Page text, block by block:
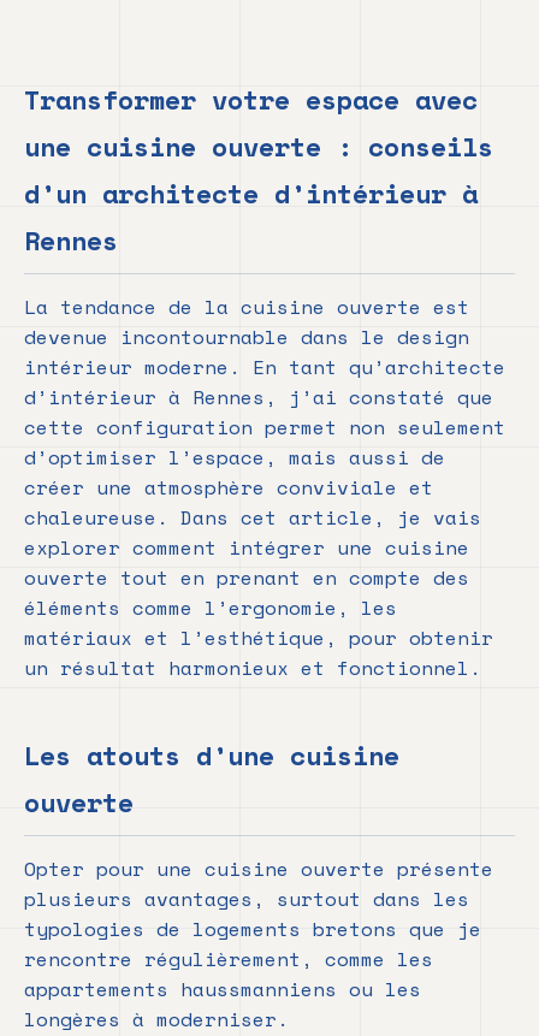
Transformer votre espace avec
une cuisine ouverte : conseils
d’un architecte d’intérieur à
Rennes
La tendance de la cuisine ouverte est
devenue incontournable dans le design
intérieur moderne. En tant qu’architecte
d’intérieur à Rennes, j’ai constaté que
cette configuration permet non seulement
d’optimiser l’espace, mais aussi de
créer une atmosphère conviviale et
chaleureuse. Dans cet article, je vais
explorer comment intégrer une cuisine
ouverte tout en prenant en compte des
éléments comme l’ergonomie, les
matériaux et l’esthétique, pour obtenir
un résultat harmonieux et fonctionnel.
Les atouts d’une cuisine
ouverte
Opter pour une cuisine ouverte présente
plusieurs avantages, surtout dans les
typologies de logements bretons que je
rencontre régulièrement, comme les
appartements haussmanniens ou les
longères à moderniser.